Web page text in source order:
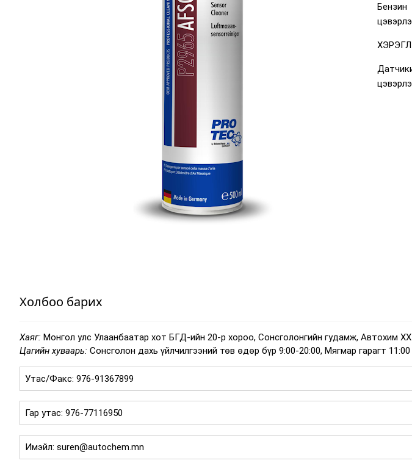
Холбоо барих
Хаяг: Монгол улс Улаанбаатар хот БГД-ийн 20-р хороо, Сонсголонгийн гудамж, Автохим
Цагийн хуваарь: Сонсголон дахь үйлчилгээний төв өдөр бүр 9:00-20:00, Мягмар гарагт